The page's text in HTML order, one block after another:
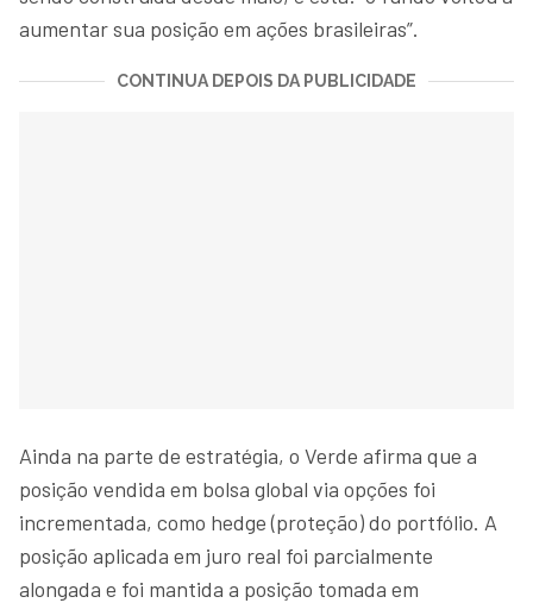
aumentar sua posição em ações brasileiras”.
CONTINUA DEPOIS DA PUBLICIDADE
Ainda na parte de estratégia, o Verde afirma que a
posição vendida em bolsa global via opções foi
incrementada, como hedge (proteção) do portfólio. A
posição aplicada em juro real foi parcialmente
alongada e foi mantida a posição tomada em